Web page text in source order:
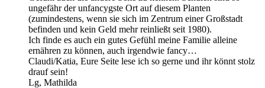
ungefähr der unfancygste Ort auf diesem Planten
(zumindestens, wenn sie sich im Zentrum einer Großstadt
befinden und kein Geld mehr reinließt seit 1980).
Ich finde es auch ein gutes Gefühl meine Familie alleine
ernähren zu können, auch irgendwie fancy…
Claudi/Katia, Eure Seite lese ich so gerne und ihr könnt stolz
drauf sein!
Lg, Mathilda